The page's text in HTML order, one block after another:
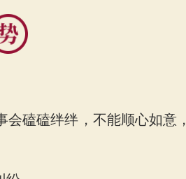
磕磕绊绊，不能顺心如意，